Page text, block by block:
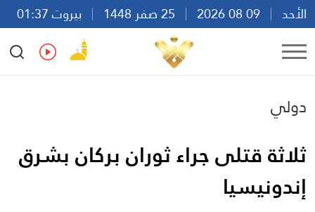
الأحد
بيروت 01:37
Ar
En Fr Es
دولي
ثلاثة قتلى جراء ثوران بركان بشرق
إندونيسيا